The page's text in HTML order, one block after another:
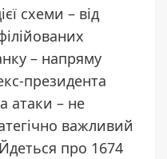
схеми – від
– напряму
президента
атаки – не
важливий
про 1674